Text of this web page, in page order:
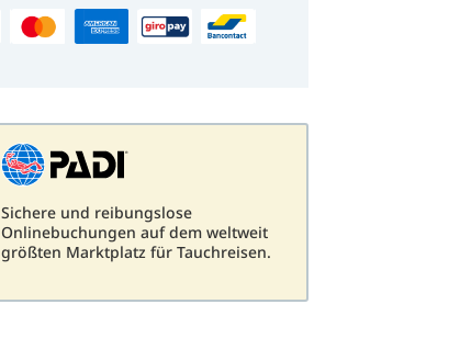
Sichere und reibungslose
Onlinebuchungen auf dem weltweit
größten Marktplatz für Tauchreisen.